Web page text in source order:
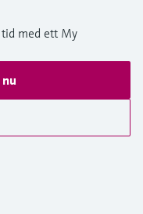
med ett My